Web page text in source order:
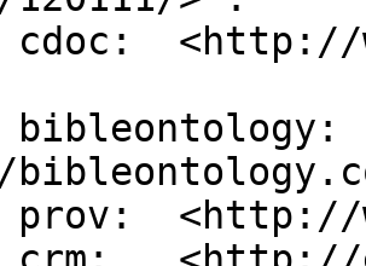
cdoc:  <http://
bibleontology:
prov:  <http://